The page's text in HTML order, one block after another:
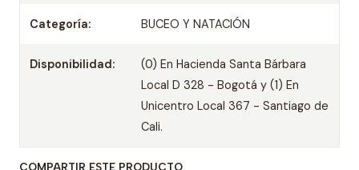
Categoría: BUCEO Y NATACIÓN
Disponibilidad:
(0) En Hacienda Santa Bárbara
Local D 328 - Bogotá y (1) En
Unicentro Local 367 - Santiago de
Cali.
COMPARTIR ESTE PRODUCTO